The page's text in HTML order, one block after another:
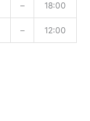
– 18:00
– 12:00